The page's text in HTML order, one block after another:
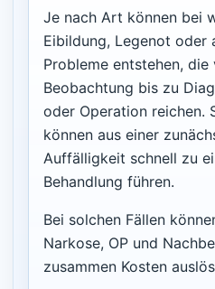
Je nach Art können bei
Eibildung, Legenot oder
Probleme entstehen, die
Beobachtung bis zu
oder Operation reichen.
können aus einer
Auffälligkeit schnell zu
Behandlung führen.
Bei solchen Fällen
Narkose, OP und
zusammen Kosten